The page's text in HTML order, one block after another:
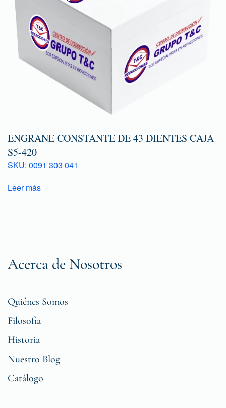
ENGRANE CONSTANTE DE 43 DIENTES CAJA
S5-420
SKU: 0091 303 041
Leer más
Acerca de Nosotros
Quiénes Somos
Filosofia
Historia
Nuestro Blog
Catálogo